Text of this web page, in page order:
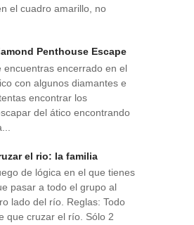
el cuadro amarillo, no
Penthouse Escape
encuentras encerrado en el
con algunos diamantes e
encontrar los
del ático encontrando
el rio: la familia
de lógica en el que tienes
pasar a todo el grupo al
lado del río. Reglas: Todo
que cruzar el río. Sólo 2